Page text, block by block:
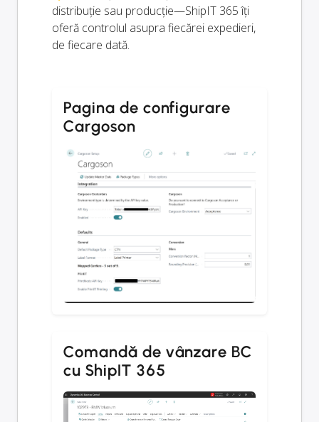
distribuție sau producție—ShipIT 365 îți
oferă controlul asupra fiecărei expedieri,
de fiecare dată.
Pagina de configurare
Cargoson
Comandă de vânzare BC
cu ShipIT 365